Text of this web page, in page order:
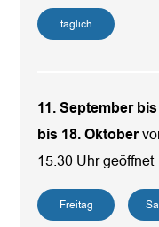
täglich
11. September
bis 18. Oktober
15.30 Uhr geöffnet
Freitag